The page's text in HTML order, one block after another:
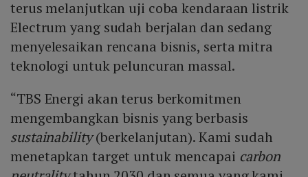
terus melanjutkan uji coba kendaraan listrik
Electrum yang sudah berjalan dan sedang
menyelesaikan rencana bisnis, serta mitra
teknologi untuk peluncuran massal.
“TBS Energi akan terus berkomitmen
mengembangkan bisnis yang berbasis
sustainability(berkelanjutan). Kami sudah
menetapkan target untuk mencapai carbon